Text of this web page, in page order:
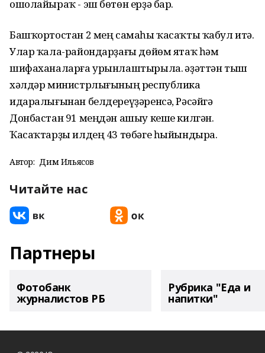
ошолайыраҡ - эш бөтөн ерҙә бар.
Башҡортостан 2 мең самаһы ҡасаҡты ҡабул итә.
Улар ҡала-райондарҙағы дөйөм ятаҡ һәм
шифаханаларға урынлаштырыла. Ғәҙәттән тыш
хәлдәр министрлығының республика
идаралығынан белдереүҙәренсә, Рәсәйгә
Донбастан 91 меңдән ашыу кеше килгән.
Ҡасаҡтарҙы илдең 43 төбәге һыйындыра.
Автор: Дим Ильясов
Читайте нас
Партнеры
Фотобанк
журналистов РБ
Рубрика "Еда и
напитки"